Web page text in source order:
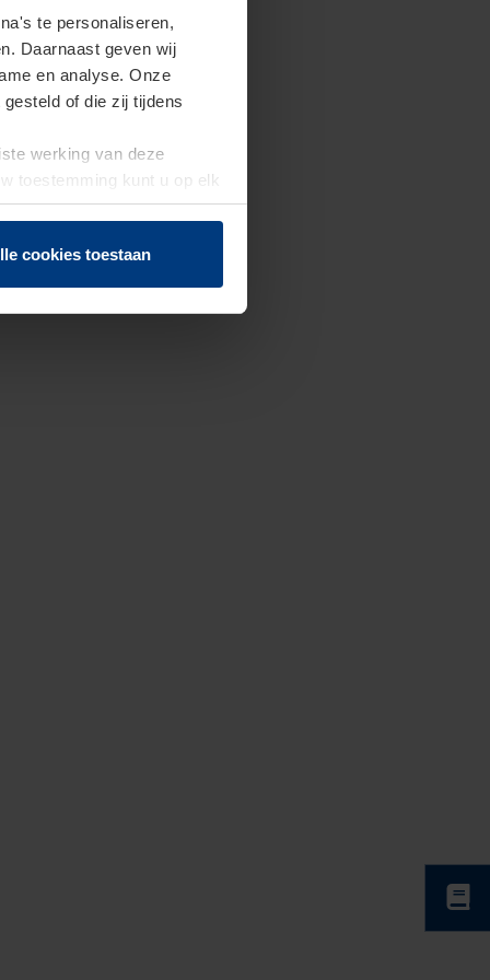
te personaliseren,
Daarnaast geven wij
en analyse. Onze
of die zij tijdens
werking van deze
toestemming kunt u op elk
herroepen.
cookies toestaan